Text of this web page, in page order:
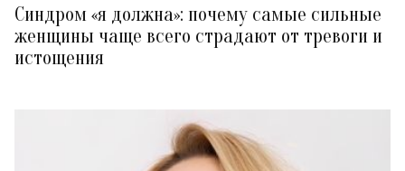
Синдром «я должна»: почему самые сильные
женщины чаще всего страдают от тревоги и
истощения